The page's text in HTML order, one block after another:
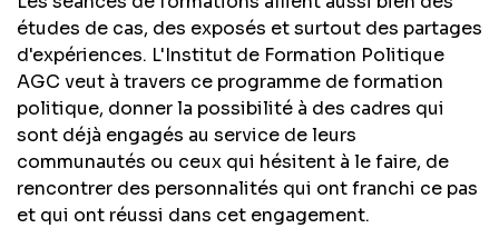
études de cas, des exposés et surtout des partages
d'expériences. L'Institut de Formation Politique
AGC veut à travers ce programme de formation
politique, donner la possibilité à des cadres qui
sont déjà engagés au service de leurs
communautés ou ceux qui hésitent à le faire, de
rencontrer des personnalités qui ont franchi ce pas
et qui ont réussi dans cet engagement.